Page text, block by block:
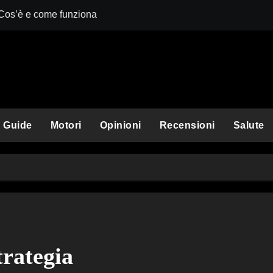
e come funziona
funziona
Guide Motori Opinioni Recensioni Salute